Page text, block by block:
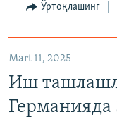
Ўртоқлашинг
Mart 11, 2025
Иш
Германияда